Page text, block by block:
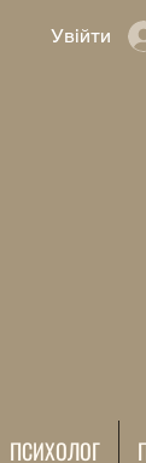
Увійти
ПСИХОЛОГ